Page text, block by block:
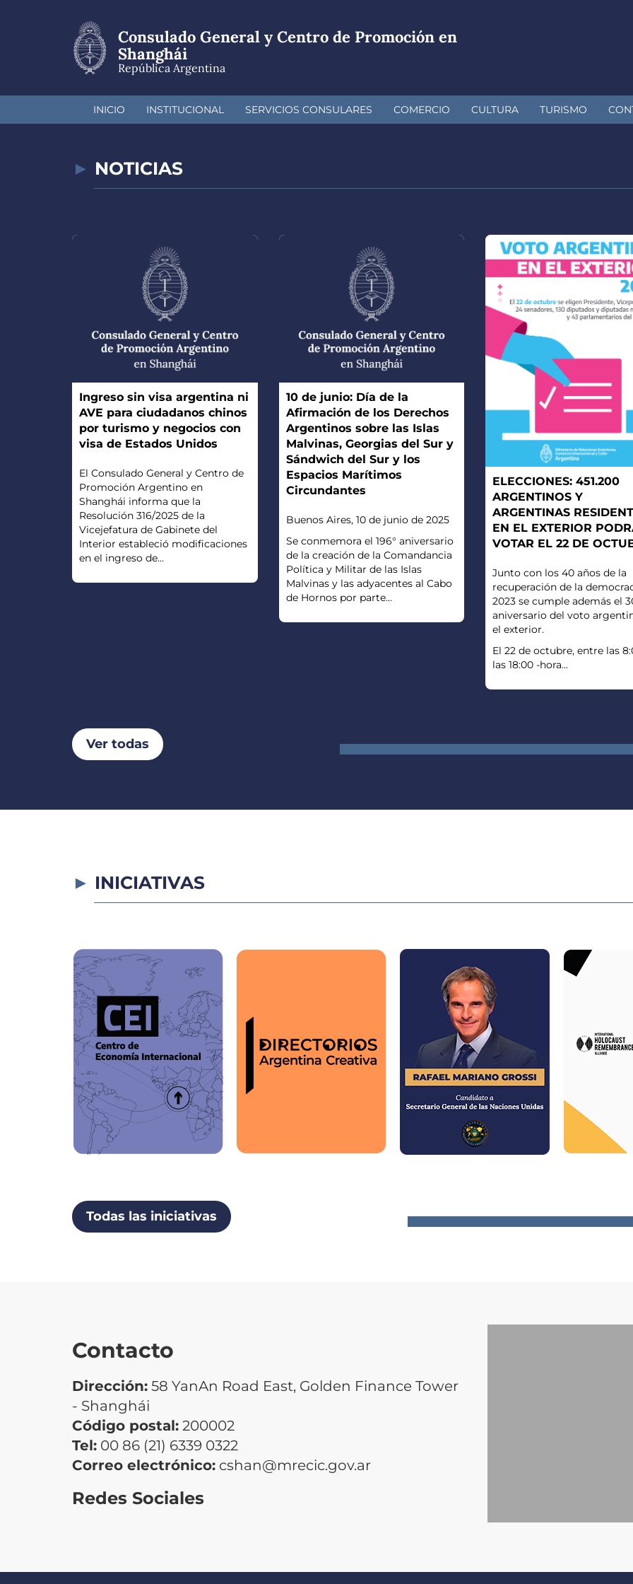
Consulado General y Centro de Promoción en
Shanghái
República Argentina
INICIO INSTITUCIONAL SERVICIOS CONSULARES COMERCIO CULTURA TURISMO
NOTICIAS
Ingreso sin visa argentina ni
AVE para ciudadanos chinos
por turismo y negocios con
visa de Estados Unidos
El Consulado General y Centro de
Promoción Argentino en
Shanghái informa que la
Resolución 316/2025 de la
Vicejefatura de Gabinete del
Interior estableció modificaciones
en el ingreso de...
10 de junio: Día de la
Afirmación de los Derechos
Argentinos sobre las Islas
Malvinas, Georgias del Sur y
Sándwich del Sur y los
Espacios Marítimos
Circundantes
Buenos Aires, 10 de junio de 2025
Se conmemora el 196° aniversario
de la creación de la Comandancia
Política y Militar de las Islas
Malvinas y las adyacentes al Cabo
de Hornos por parte...
ELECCIONES: 451.200
ARGENTINOS Y
ARGENTINAS
EN EL EXTERIOR
VOTAR EL 22 DE
Junto con los 40 años de la
recuperación de la
2023 se cumple además el
aniversario del voto
el exterior.
El 22 de octubre, entre las
las 18:00 -hora...
Ver todas
INICIATIVAS
Todas las iniciativas
Contacto
Dirección: 58 YanAn Road East, Golden Finance Tower
- Shanghái
Código postal: 200002
Tel: 00 86 (21) 6339 0322
Correo electrónico: cshan@mrecic.gov.ar
Redes Sociales